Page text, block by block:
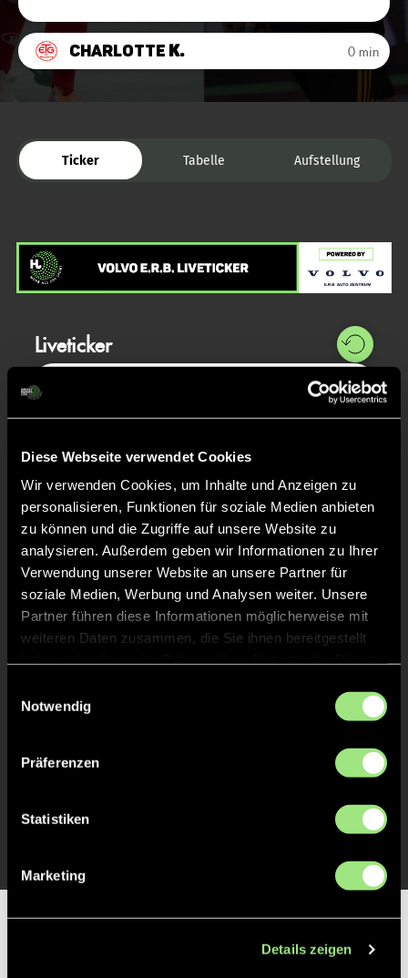
Diese Webseite verwendet Cookies
Wir verwenden Cookies, um Inhalte und Anzeigen zu
personalisieren, Funktionen für soziale Medien anbieten
zu können und die Zugriffe auf unsere Website zu
analysieren. Außerdem geben wir Informationen zu Ihrer
Verwendung unserer Website an unsere Partner für
soziale Medien, Werbung und Analysen weiter. Unsere
Partner führen diese Informationen möglicherweise mit
weiteren Daten zusammen, die Sie ihnen bereitgestellt
Notwendig
Präferenzen
Statistiken
Marketing
Details zeigen
Charlotte K. 0 min
Ticker Tabelle Aufstellung
Liveticker
Spiel beendet
ABPFIFF 2. Halbzeit
10' ANPFIFF 2. Halbzeit
1' ABPFIFF 1. Halbzeit
1' ANPFIFF 1. Halbzeit